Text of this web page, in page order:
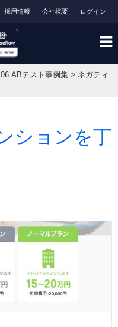
ログイン
会社概要
採用情報
06.ABテスト事例集 > ネガティ
ションを丁